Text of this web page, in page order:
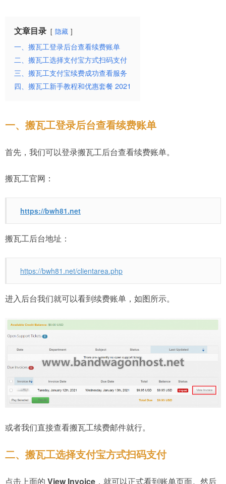
文章目录 隐藏
一、搬瓦工登录后台查看续费账单
二、搬瓦工选择支付宝方式扫码支付
三、搬瓦工支付宝续费成功查看服务
四、搬瓦工新手教程和优惠套餐 2021
一、搬瓦工登录后台查看续费账单
首先，我们可以登录搬瓦工后台查看续费账单。
搬瓦工官网：
https://bwh81.net
搬瓦工后台地址：
https://bwh81.net/clientarea.php
进入后台我们就可以看到续费账单，如图所示。
或者我们直接查看搬瓦工续费邮件就行。
二、搬瓦工选择支付宝方式扫码支付
点击上面的 View Invoice ，就可以正式看到账单页面。然后